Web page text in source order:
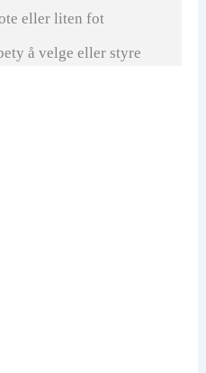
eller liten fot
å velge eller styre